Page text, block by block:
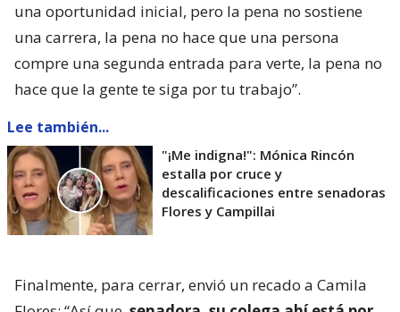
una oportunidad inicial, pero la pena no sostiene
una carrera, la pena no hace que una persona
compre una segunda entrada para verte, la pena no
hace que la gente te siga por tu trabajo”.
Lee también...
"¡Me indigna!": Mónica Rincón
estalla por cruce y
descalificaciones entre senadoras
Flores y Campillai
Finalmente, para cerrar, envió un recado a Camila